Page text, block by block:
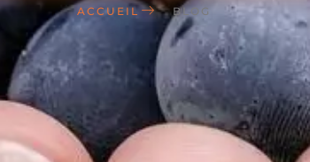
ACCUEIL BLOG